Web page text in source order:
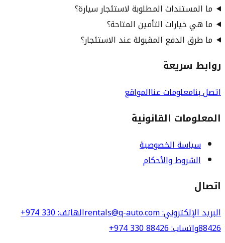
ما المستندات المطلوبة لاستئجار سيارة؟
ما هي خيارات التأمين المتاحة؟
ما طرق الدفع المقبولة عند الاستئجار؟
روابط سريعة
اتصل بنامعلومات عناالمواقع
المعلومات القانونية
سياسة الخصوصية
الشروط والأحكام
اتصال
البريد الإلكتروني: rentals@q-auto.com الهاتف:
+974 330
88426واتساب:
+974 330 88426